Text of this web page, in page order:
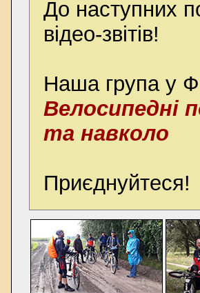
До наступних
відео-звітів!
Наша група у
Велосипедні
та навколо
Приєднуйтеся!